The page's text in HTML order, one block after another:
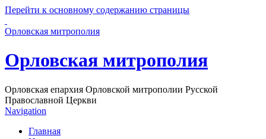
Перейти к основному содержанию страницы
Орловская митрополия
Орловская митрополия
Орловская епархия Орловской митрополии Русской
Православной Церкви
Navigation
Главная